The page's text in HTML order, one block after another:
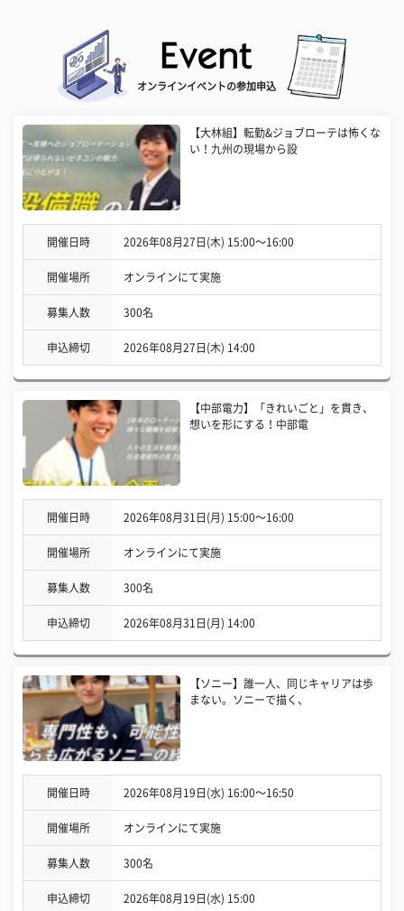
オンラインイベントの参加申込
【大林組】転勤&ジョブローテは怖くな
い！九州の現場から設
開催日時 2026年08月27日(木) 15:00〜16:00
開催場所 オンラインにて実施
募集人数 300名
申込締切 2026年08月27日(木) 14:00
【中部電力】「きれいごと」を貫き、
想いを形にする！中部電
開催日時 2026年08月31日(月) 15:00〜16:00
開催場所 オンラインにて実施
募集人数 300名
申込締切 2026年08月31日(月) 14:00
【ソニー】誰一人、同じキャリアは歩
まない。ソニーで描く、
開催日時 2026年08月19日(水) 16:00〜16:50
開催場所 オンラインにて実施
募集人数 300名
申込締切 2026年08月19日(水) 15:00